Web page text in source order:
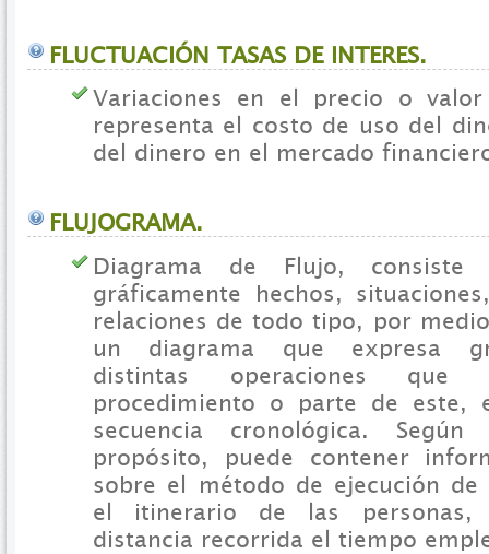
FLUCTUACIÓN TASAS DE INTERES.
Variaciones en el precio o
representa el costo de uso del
del dinero en el mercado
FLUJOGRAMA.
Diagrama de Flujo, consiste
gráficamente hechos,
relaciones de todo tipo, por
un diagrama que expresa
distintas operaciones que
procedimiento o parte de este,
secuencia cronológica.
propósito, puede contener
sobre el método de ejecución de
el itinerario de las
distancia recorrida el tiempo